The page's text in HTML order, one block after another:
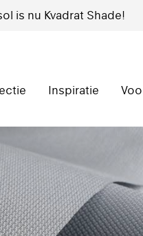
is nu Kvadrat Shade!
Inspiratie